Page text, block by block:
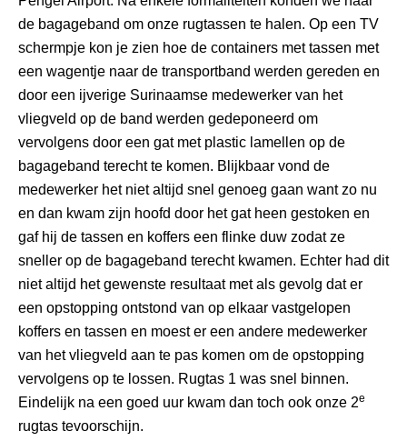
de bagageband om onze rugtassen te halen. Op een TV
schermpje kon je zien hoe de containers met tassen met
een wagentje naar de transportband werden gereden en
door een ijverige Surinaamse medewerker van het
vliegveld op de band werden gedeponeerd om
vervolgens door een gat met plastic lamellen op de
bagageband terecht te komen. Blijkbaar vond de
medewerker het niet altijd snel genoeg gaan want zo nu
en dan kwam zijn hoofd door het gat heen gestoken en
gaf hij de tassen en koffers een flinke duw zodat ze
sneller op de bagageband terecht kwamen. Echter had dit
niet altijd het gewenste resultaat met als gevolg dat er
een opstopping ontstond van op elkaar vastgelopen
koffers en tassen en moest er een andere medewerker
van het vliegveld aan te pas komen om de opstopping
vervolgens op te lossen. Rugtas 1 was snel binnen.
Eindelijk na een goed uur kwam dan toch ook onze 2e
rugtas tevoorschijn.